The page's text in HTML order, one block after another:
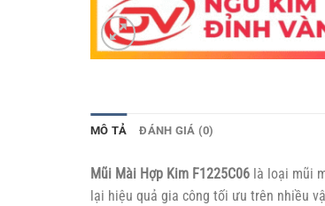
MÔ TẢ ĐÁNH GIÁ (0)
Mũi Mài Hợp Kim F1225C06 là loại mũi
lại hiệu quả gia công tối ưu trên nhiều